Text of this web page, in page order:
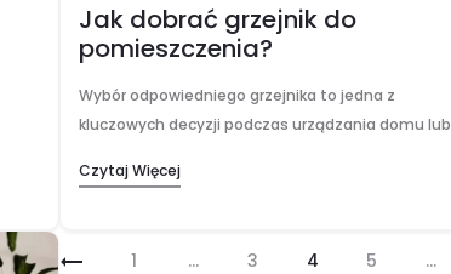
Jak dobrać grzejnik do
pomieszczenia?
Wybór odpowiedniego grzejnika to jedna z
kluczowych decyzji podczas urządzania domu lub
chłodne dni, ale również wysokość rachunków za
Czytaj Więcej
1 … 3 4 5 …